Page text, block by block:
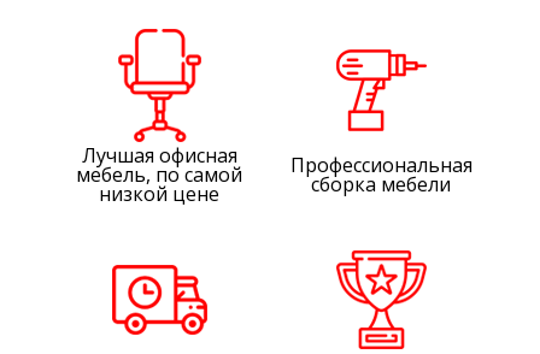
Лучшая офисная
мебель, по самой
низкой цене
Профессиональная
сборка мебели